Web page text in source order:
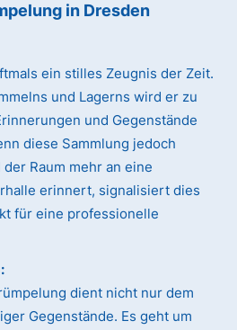
in Dresden
ein stilles Zeugnis der Zeit.
und Lagerns wird er zu
und Gegenstände
diese Sammlung jedoch
Raum mehr an eine
erinnert, signalisiert dies
für eine professionelle
dient nicht nur dem
Gegenstände. Es geht um